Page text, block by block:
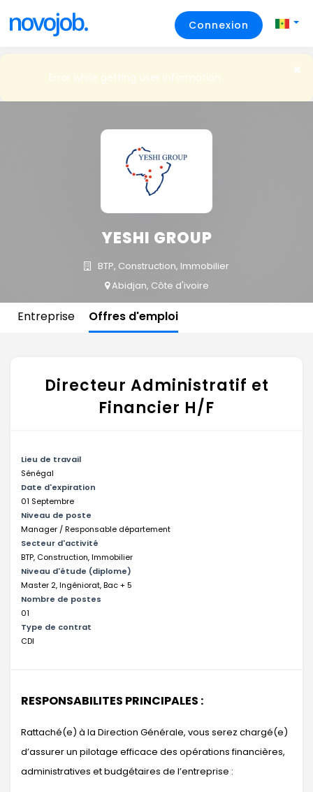
Connexion
Error while getting user information
YESHI GROUP
BTP, Construction, Immobilier
Abidjan, Côte d'ivoire
Entreprise Offres d'emploi
Directeur Administratif et
Financier H/F
Lieu de travail
Sénégal
Date d'expiration
01 Septembre
Niveau de poste
Manager / Responsable département
Secteur d'activité
BTP, Construction, Immobilier
Niveau d'étude (diplome)
Master 2, Ingéniorat, Bac + 5
Nombre de postes
01
Type de contrat
CDI
RESPONSABILITES PRINCIPALES :
Rattaché(e) à la Direction Générale, vous serez chargé(e)
d’assurer un pilotage efficace des opérations financières,
administratives et budgétaires de l’entreprise :